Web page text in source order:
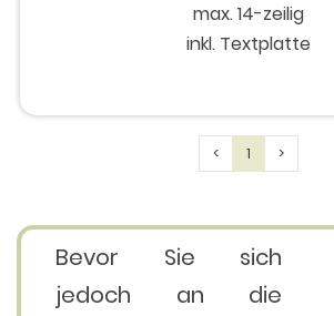
max. 14-zeilig
inkl. Textplatte
<Previous
1 >Next
Bevor Sie sich
jedoch an die